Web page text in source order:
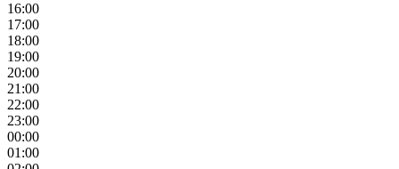
16:00
17:00
18:00
19:00
20:00
21:00
22:00
23:00
00:00
01:00